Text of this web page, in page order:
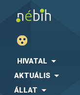
HIVATAL
AKTUÁLIS
ÁLLAT